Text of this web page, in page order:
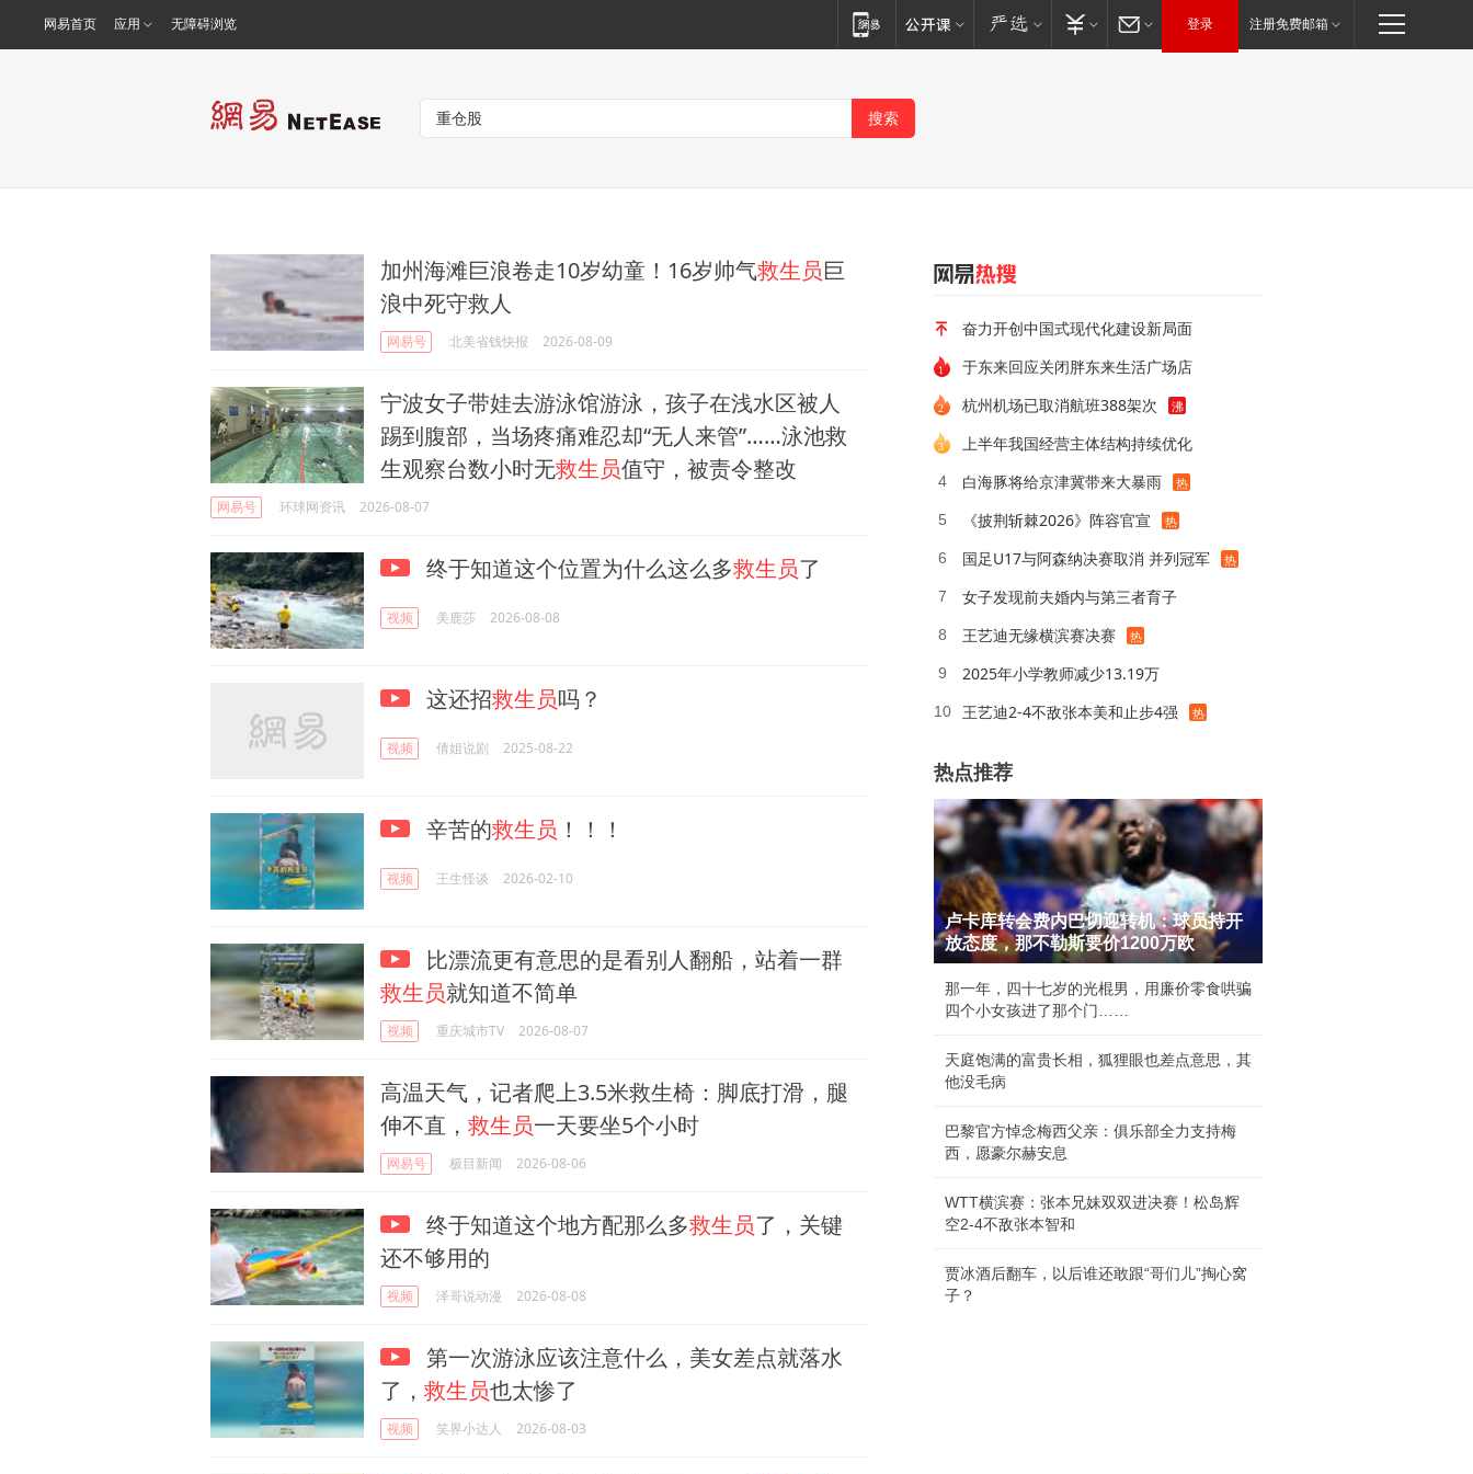
网易首页 应用 无障碍浏览 登录 注册免费邮箱
加州海滩巨浪卷走10岁幼童！16岁帅气救生员巨
浪中死守救人
网易号 北美省钱快报 2026-08-09
宁波女子带娃去游泳馆游泳，孩子在浅水区被人
踢到腹部，当场疼痛难忍却“无人来管”……泳池救
生观察台数小时无救生员值守，被责令整改
网易号 环球网资讯 2026-08-07
终于知道这个位置为什么这么多救生员了
视频 美鹿莎 2026-08-08
这还招救生员吗？
视频 倩姐说剧 2025-08-22
辛苦的救生员 ！！！
视频 王生怪谈 2026-02-10
比漂流更有意思的是看别人翻船，站着一群
救生员就知道不简单
视频 重庆城市TV 2026-08-07
高温天气，记者爬上3.5米救生椅：脚底打滑，腿
伸不直， 救生员一天要坐5个小时
网易号 极目新闻 2026-08-06
终于知道这个地方配那么多救生员了，关键
还不够用的
视频 泽哥说动漫 2026-08-08
第一次游泳应该注意什么，美女差点就落水
了， 救生员也太惨了
视频 笑界小达人 2026-08-03
奋力开创中国式现代化建设新局面
1
于东来回应关闭胖东来生活广场店
2
杭州机场已取消航班388架次 沸
3
上半年我国经营主体结构持续优化
4 白海豚将给京津冀带来大暴雨 热
5 《披荆斩棘2026》阵容官宣 热
6 国足U17与阿森纳决赛取消 并列冠军 热
7 女子发现前夫婚内与第三者育子
8 王艺迪无缘横滨赛决赛 热
9 2025年小学教师减少13.19万
10 王艺迪2-4不敌张本美和止步4强 热
热点推荐
卢卡库转会费内巴切迎转机：球员持开
放态度，那不勒斯要价1200万欧
那一年，四十七岁的光棍男，用廉价零食哄骗
四个小女孩进了那个门……
天庭饱满的富贵长相，狐狸眼也差点意思，其
他没毛病
巴黎官方悼念梅西父亲：俱乐部全力支持梅
西，愿豪尔赫安息
WTT横滨赛：张本兄妹双双进决赛！松岛辉
空2-4不敌张本智和
贾冰酒后翻车，以后谁还敢跟“哥们儿”掏心窝
子？